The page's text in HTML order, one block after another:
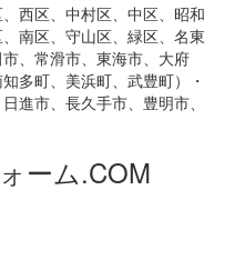
西区、中村区、中区、昭和
南区、守山区、緑区、名東
、常滑市、東海市、大府
多町、美浜町、武豊町）・
進市、長久手市、豊明市、
ーム.COM